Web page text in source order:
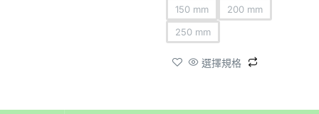
150 mm
200 mm
250 mm
選擇規格